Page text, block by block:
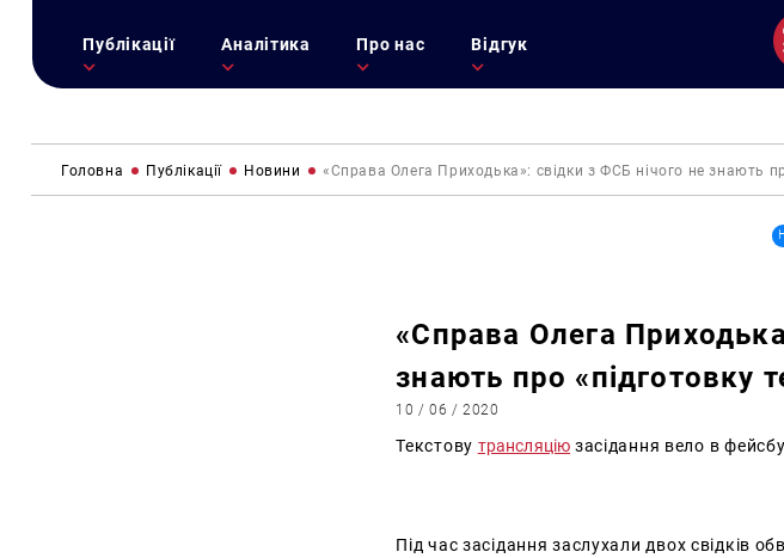
Публікації Аналітика Про нас Відгук
Головна Публікації Новини «Справа Олега Приходька»: свідки з ФСБ нічого не знають
«Справа Олега
знають про «підготовку
10 / 06 / 2020
Текстову трансляцію засідання вело в
Під час засідання заслухали двох свідків